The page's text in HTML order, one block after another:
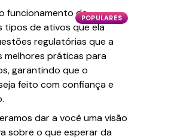
POPULARES
funcionamento da
tipos de ativos que ela
regulatórias que a
melhores práticas para
garantindo que o
feito com confiança e
dar a você uma visão
sobre o que esperar da